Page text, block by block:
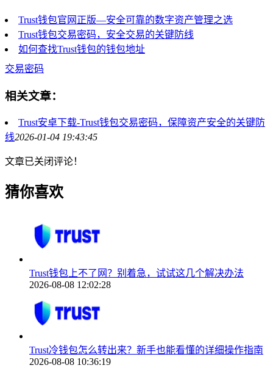
Trust钱包官网正版—安全可靠的数字资产管理之选
Trust钱包交易密码，安全交易的关键防线
如何查找Trust钱包的钱包地址
交易密码
相关文章：
Trust安卓下载-Trust钱包交易密码，保障资产安全的关键防
线2026-01-04 19:43:45
文章已关闭评论！
猜你喜欢
Trust钱包上不了网？别着急，试试这几个解决办法
2026-08-08 12:02:28
Trust冷钱包怎么转出来？新手也能看懂的详细操作指南
2026-08-08 10:36:19